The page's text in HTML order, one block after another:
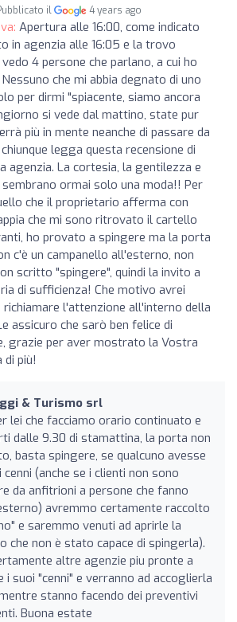
il 4 years ago
Apertura alle 16:00, come indicato
in agenzia alle 16:05 e la trovo
4 persone che parlano, a cui ho
che mi abbia degnato di uno
per dirmi "spiacente, siamo ancora
si vede dal mattino, state pur
più in mente neanche di passare da
legga questa recensione di
agenzia. La cortesia, la gentilezza e
ormai solo una moda!! Per
che il proprietario afferma con
che mi sono ritrovato il cartello
ho provato a spingere ma la porta
c'è un campanello all'esterno, non
scritto "spingere", quindi la invito a
di sufficienza! Che motivo avrei
l'attenzione all'interno della
assicuro che sarò ben felice di
grazie per aver mostrato la Vostra
più!
& Turismo srl
lei che facciamo orario continuato e
dalle 9.30 di stamattina, la porta non
basta spingere, se qualcuno avesse
(anche se i clienti non sono
da anfitrioni a persone che fanno
avremmo certamente raccolto
e saremmo venuti ad aprirle la
che non è stato capace di spingerla).
altre agenzie piu pronte a
i suoi "cenni" e verranno ad accoglierla
stanno facendo dei preventivi
Buona estate